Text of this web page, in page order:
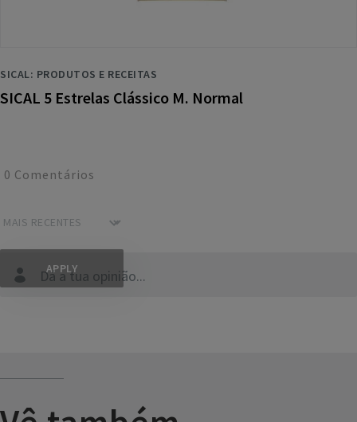
SICAL: PRODUTOS E RECEITAS
SICAL 5 Estrelas Clássico M. Normal
Dá a tua opinião...
0 Comentários